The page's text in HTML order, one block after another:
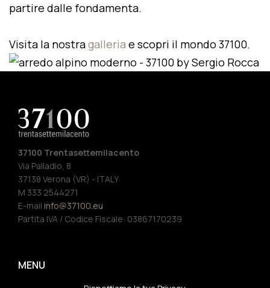
partire dalle fondamenta.
Visita la nostragalleria e scopri il mondo 37100.
37100 Trentasettemilacento
Via Palladio, 8
37138 Verona (VR) - ITALY
M 333 2544271
E-mail info@37100.eu
Partita IVA / Codice Fiscale: 03867170239
MENU